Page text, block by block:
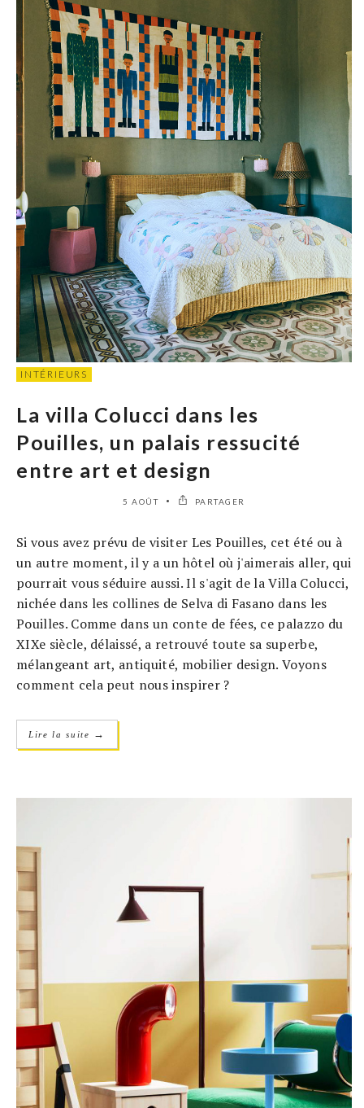
INTÉRIEURS
La villa Colucci dans les
Pouilles, un palais ressucité
entre art et design
5 AOÛT PARTAGER
Si vous avez prévu de visiter Les Pouilles, cet été ou à
un autre moment, il y a un hôtel où j'aimerais aller, qui
pourrait vous séduire aussi. Il s'agit de la Villa Colucci,
nichée dans les collines de Selva di Fasano dans les
Pouilles. Comme dans un conte de fées, ce palazzo du
XIXe siècle, délaissé, a retrouvé toute sa superbe,
mélangeant art, antiquité, mobilier design. Voyons
comment cela peut nous inspirer ?
Lire la suite →